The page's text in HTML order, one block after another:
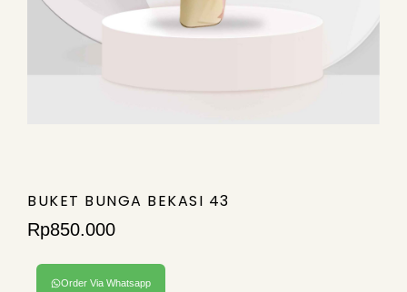
BUKET BUNGA BEKASI 43
Rp850.000
Order Via Whatsapp